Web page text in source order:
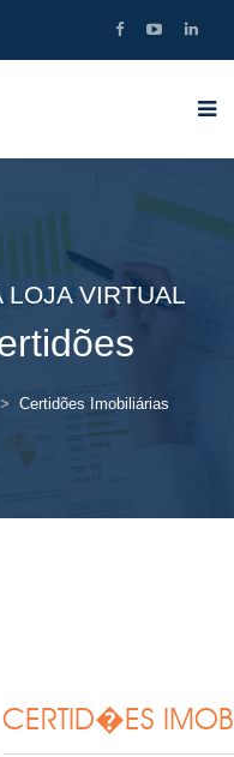
LOJA VIRTUAL
Certidões Imobiliárias